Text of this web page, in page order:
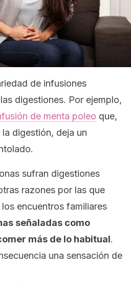
de infusiones
digestiones. Por ejemplo,
de menta poleo que,
digestión, deja un
sufran digestiones
razones por las que
encuentros familiares
señaladas como
más de lo habitual.
una sensación de